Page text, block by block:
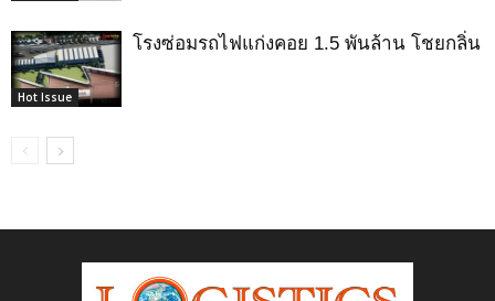
Hot Issue
โรงซ่อมรถไฟแก่งคอย 1.5 พันล้าน โชยกลิ่น